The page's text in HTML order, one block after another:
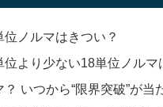
位ノルマはきつい？
位より少ない18単位ノルマ
いつから“限界突破”が当